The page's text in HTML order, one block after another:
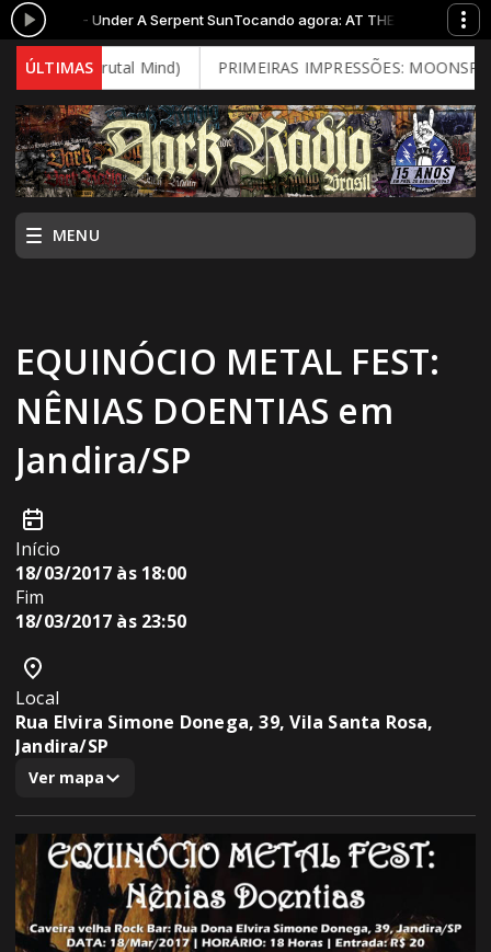
GATES - Under A Serpent SunTocando agora: AT THE GATES - Under
ÚLTIMAS
(2026 - Brutal Mind) PRIMEIRAS IMPRESSÕES:
MENU
EQUINÓCIO METAL FEST:
NÊNIAS DOENTIAS em
Jandira/SP
Início
18/03/2017 às 18:00
Fim
18/03/2017 às 23:50
Local
Rua Elvira Simone Donega, 39, Vila Santa Rosa,
Jandira/SP
Ver mapa